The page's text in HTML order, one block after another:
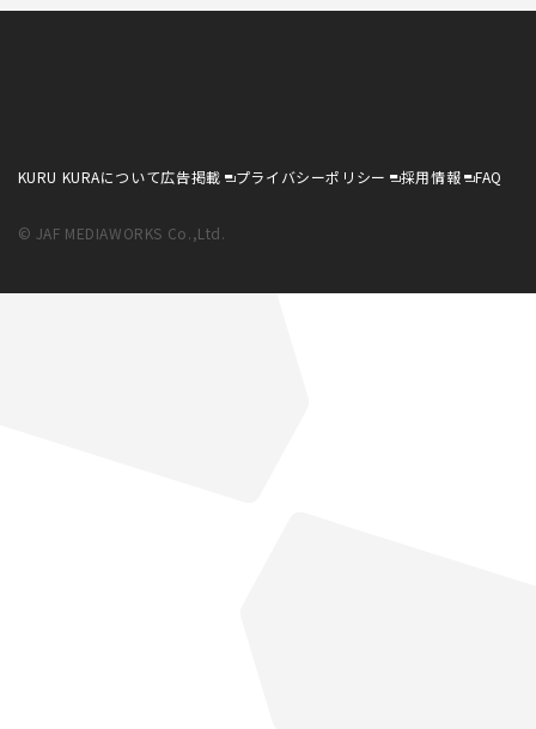
KURU KURAについて広告掲載 プライバシーポリシー 採用情報 FAQ
© JAF MEDIAWORKS Co.,Ltd.